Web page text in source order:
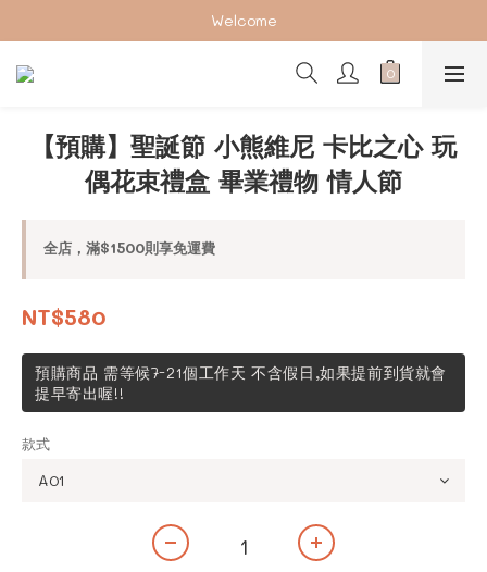
加入會員下單享2%回饋紅利 ❤❤
Welcome
加入會員下單享2%回饋紅利 ❤❤
【預購】聖誕節 小熊維尼 卡比之心 玩
偶花束禮盒 畢業禮物 情人節
全店，滿$1500則享免運費
NT$580
預購商品 需等候7-21個工作天 不含假日,如果提前到貨就會
提早寄出喔!!
款式